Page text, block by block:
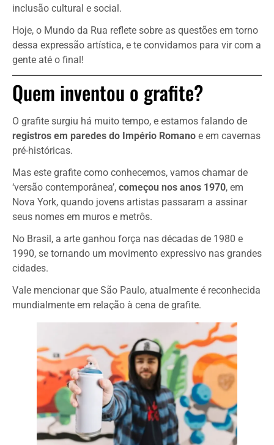
inclusão cultural e social.
Hoje, o Mundo da Rua reflete sobre as questões em torno
dessa expressão artística, e te convidamos para vir com a
gente até o final!
Quem inventou o grafite?
O grafite surgiu há muito tempo, e estamos falando de
registros em paredes do Império Romano e em cavernas
pré-históricas.
Mas este grafite como conhecemos, vamos chamar de
‘versão contemporânea’, começou nos anos 1970, em
Nova York, quando jovens artistas passaram a assinar
seus nomes em muros e metrôs.
No Brasil, a arte ganhou força nas décadas de 1980 e
1990, se tornando um movimento expressivo nas grandes
cidades.
Vale mencionar que São Paulo, atualmente é reconhecida
mundialmente em relação à cena de grafite.